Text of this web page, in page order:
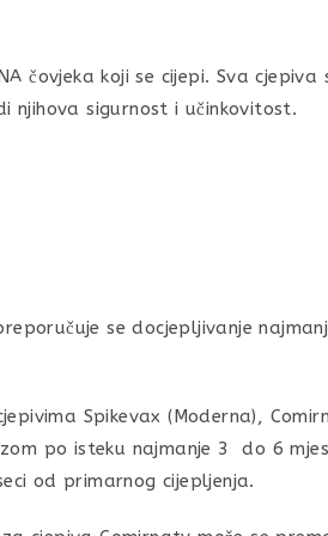
čovjeka koji se cijepi. Sva
njihova sigurnost i učinkovitost.
se docjepljivanje
Spikevax (Moderna),
po isteku najmanje 3 do 6
od primarnog cijepljenja.